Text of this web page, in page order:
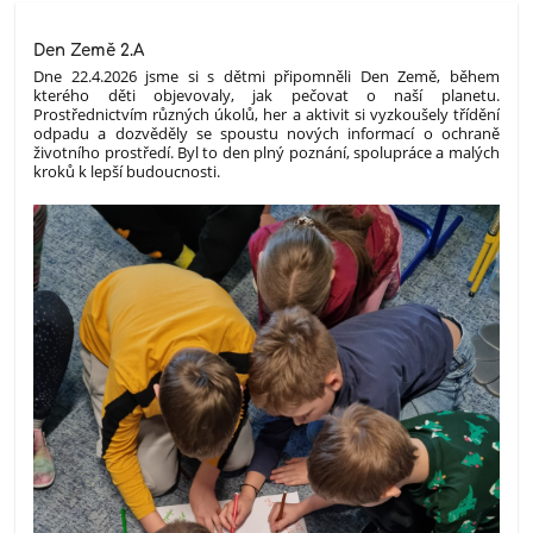
Den Země 2.A
Dne 22.4.2026 jsme si s dětmi připomněli Den Země, během
kterého děti objevovaly, jak pečovat o naší planetu.
Prostřednictvím různých úkolů, her a aktivit si vyzkoušely třídění
odpadu a dozvěděly se spoustu nových informací o ochraně
životního prostředí. Byl to den plný poznání, spolupráce a malých
kroků k lepší budoucnosti.